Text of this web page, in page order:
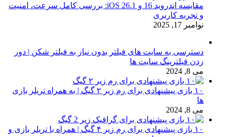
مقایسه اندروید 16 و iOS 26.1: بررسی کامل سرعت، امنیت
و تجربه کاربری
نوامبر 17, 2025
دسترسی به سایت های فیلتر بدون نیاز به فیلتر شکن | دور
زدن فیلترینگ سایت ها
می 8, 2024
۱۰ بازی پیشنهادی برای رم زیر ۲ گیگ | به همراه تریلر بازی
ها
می 8, 2024
۱۰ بازی پیشنهادی برای رم زیر ۴ گیگ | همراه با تریلر بازی و